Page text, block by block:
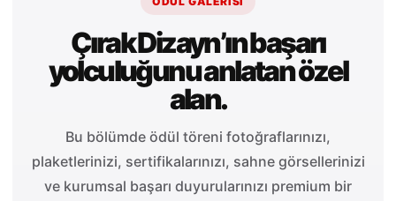
Çırak Dizayn’ın başarı
yolculuğunu anlatan özel
alan.
Bu bölümde ödül töreni fotoğraflarınızı,
plaketlerinizi, sertifikalarınızı, sahne görsellerinizi
ve kurumsal başarı duyurularınızı premium bir